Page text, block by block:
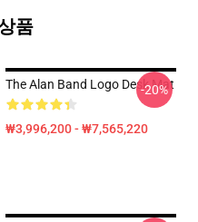
품
The Alan Band Logo Desk Mat
₩3,996,200 - ₩7,565,220
-20%